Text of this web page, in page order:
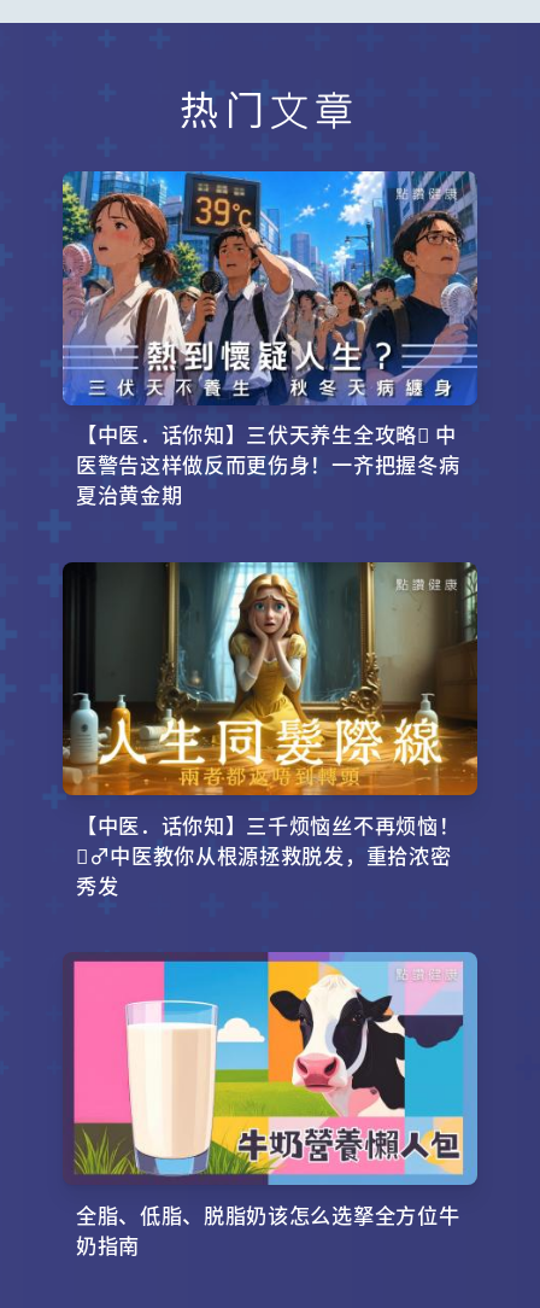
热门文章
【中医．话你知】三伏天养生全攻略 中
医警告这样做反而更伤身！一齐把握冬病
夏治黄金期
【中医．话你知】三千烦恼丝不再烦恼！
‍♂️中医教你从根源拯救脱发，重拾浓密
秀发
全脂、低脂、脱脂奶该怎么选拏全方位牛
奶指南